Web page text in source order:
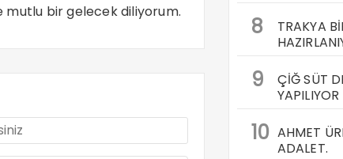
mutlu bir gelecek diliyorum.
8
TRAKYA
9
ÇİĞ SÜT
YAPILIYOR
10 AHMET
ADALET.